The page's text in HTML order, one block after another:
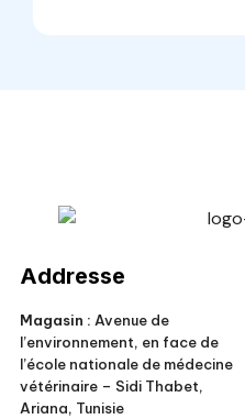
Addresse
Magasin : Avenue de
l’environnement, en face de
l’école nationale de médecine
vétérinaire – Sidi Thabet,
Ariana, Tunisie